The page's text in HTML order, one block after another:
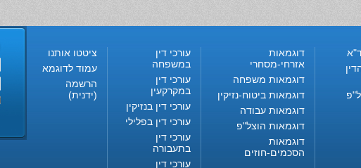
דוגמאות
אזרחי-מסחרי
דוגמאות משפחה
דוגמאות ביטוח-נזיקין
דוגמאות עבודה
דוגמאות הוצל"פ
דוגמאות
הסכמים-חוזים
עורכי דין
במשפחה
עורכי דין
במקרקעין
עורכי דין בנזיקין
עורכי דין בפלילי
עורכי דין
בתעבורה
עורכי דין
ציטטו אותנו
עמוד לדוגמא
הרשמה
(ידנית)